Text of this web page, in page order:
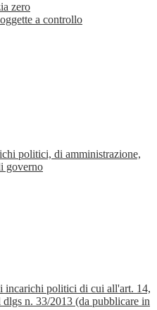
zero
a controllo
politici, di amministrazione,
governo
incarichi politici di cui all'art. 14,
dlgs n. 33/2013 (da pubblicare in